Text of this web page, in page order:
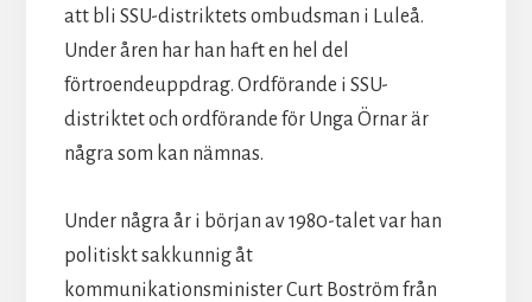
att bli SSU-distriktets ombudsman i Luleå.
Under åren har han haft en hel del
förtroendeuppdrag. Ordförande i SSU-
distriktet och ordförande för Unga Örnar är
några som kan nämnas.
Under några år i början av 1980-talet var han
politiskt sakkunnig åt
kommunikationsminister Curt Boström från